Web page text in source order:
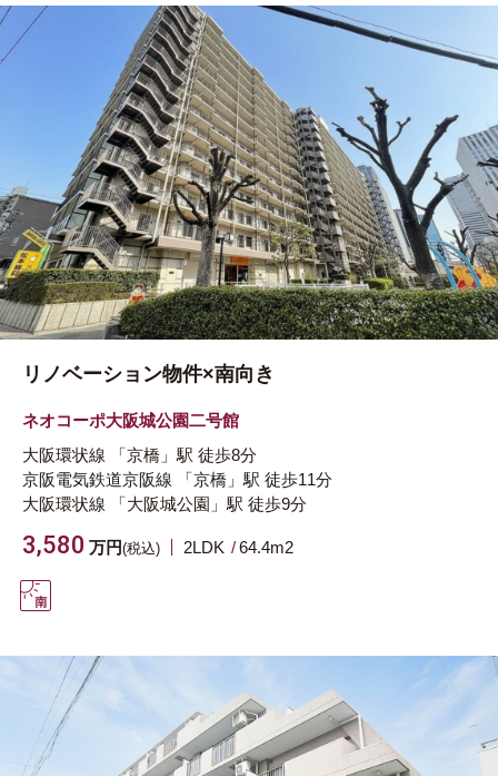
リノベーション物件×南向き
ネオコーポ大阪城公園二号館
大阪環状線
「京橋」駅 徒歩8分
京阪電気鉄道京阪線
「京橋」駅 徒歩11分
大阪環状線
「大阪城公園」駅 徒歩9分
3,580 万円(税込) 2LDK 64.4m2